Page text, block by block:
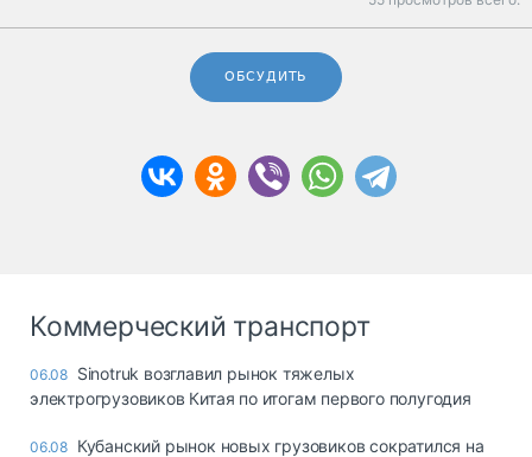
ОБСУДИТЬ
Коммерческий транспорт
06.08 Sinotruk возглавил рынок тяжелых
электрогрузовиков Китая по итогам первого полугодия
06.08 Кубанский рынок новых грузовиков сократился на